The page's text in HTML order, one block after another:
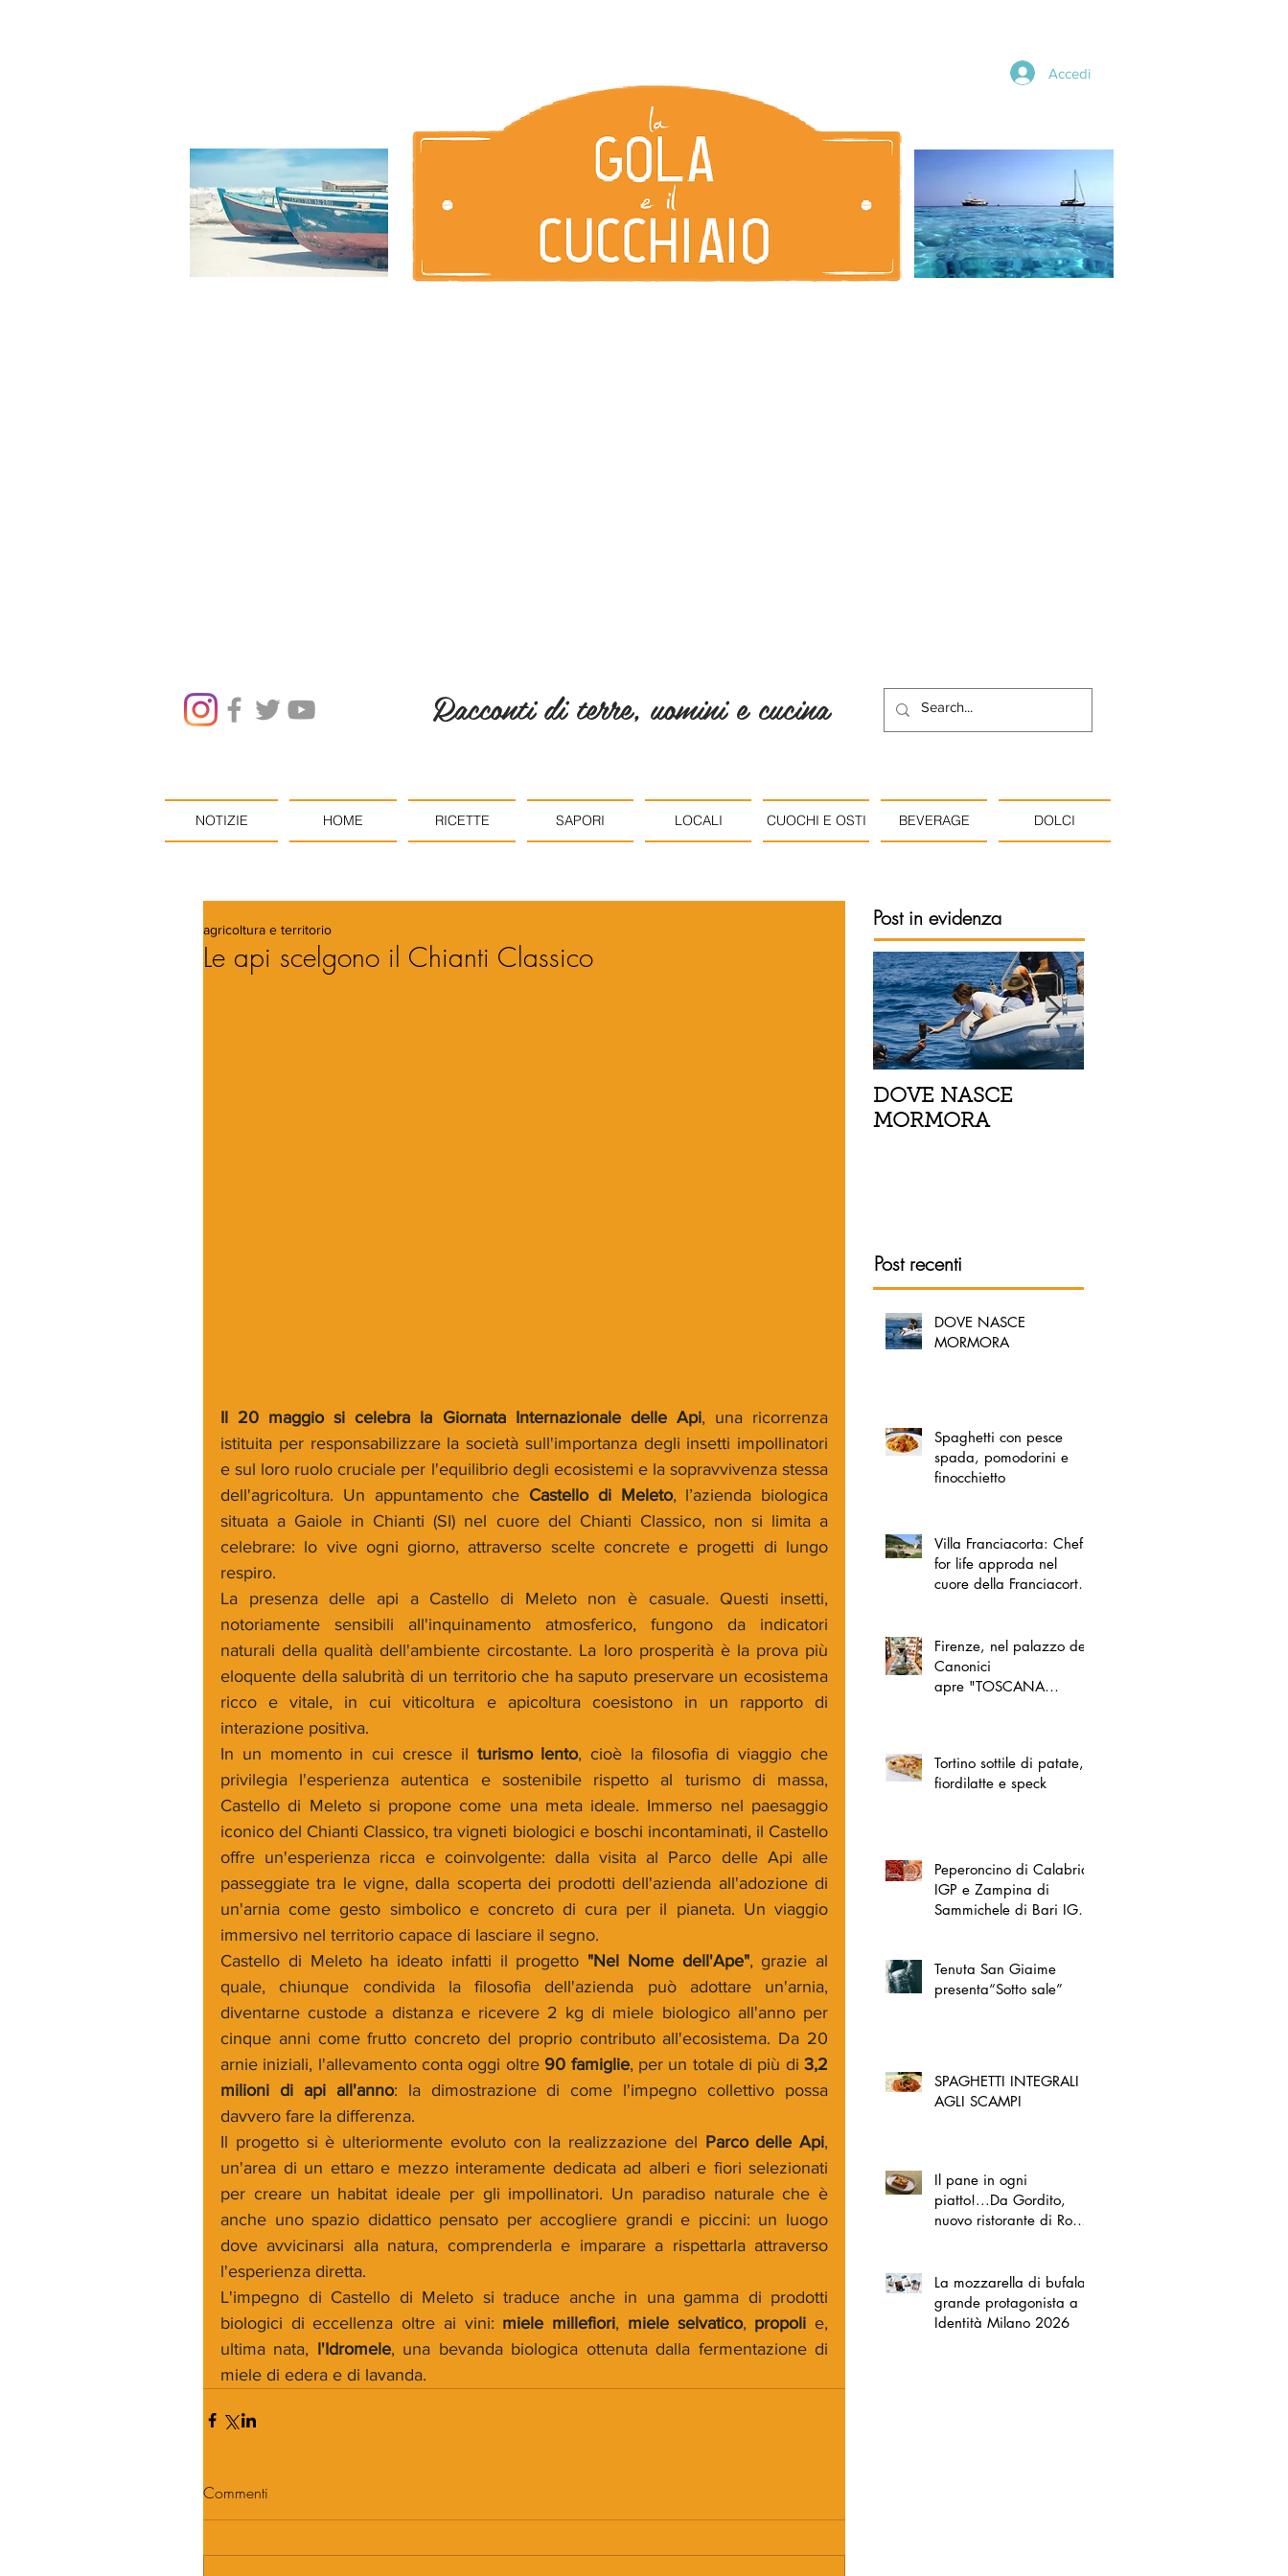
Accedi
Racconti di terre, uomini e cucina
NOTIZIE HOME RICETTE SAPORI LOCALI CUOCHI E OSTI BEVERAGE DOLCI
Le api scelgono il Chianti Classico
agricoltura e territorio
Il 20 maggio si celebra la Giornata Internazionale delle Api, una ricorrenza
istituita per responsabilizzare la società sull'importanza degli insetti impollinatori
e sul loro ruolo cruciale per l'equilibrio degli ecosistemi e la sopravvivenza stessa
dell'agricoltura. Un appuntamento che Castello di Meleto, l’azienda biologica
situata a Gaiole in Chianti (SI) nel cuore del Chianti Classico, non si limita a
celebrare: lo vive ogni giorno, attraverso scelte concrete e progetti di lungo
respiro.
La presenza delle api a Castello di Meleto non è casuale. Questi insetti,
notoriamente sensibili all'inquinamento atmosferico, fungono da indicatori
naturali della qualità dell'ambiente circostante. La loro prosperità è la prova più
eloquente della salubrità di un territorio che ha saputo preservare un ecosistema
ricco e vitale, in cui viticoltura e apicoltura coesistono in un rapporto di
interazione positiva.
In un momento in cui cresce il turismo lento, cioè la filosofia di viaggio che
privilegia l'esperienza autentica e sostenibile rispetto al turismo di massa,
Castello di Meleto si propone come una meta ideale. Immerso nel paesaggio
iconico del Chianti Classico, tra vigneti biologici e boschi incontaminati, il Castello
offre un'esperienza ricca e coinvolgente: dalla visita al Parco delle Api alle
passeggiate tra le vigne, dalla scoperta dei prodotti dell'azienda all'adozione di
un'arnia come gesto simbolico e concreto di cura per il pianeta. Un viaggio
immersivo nel territorio capace di lasciare il segno.
Castello di Meleto ha ideato infatti il progetto "Nel Nome dell'Ape", grazie al
quale, chiunque condivida la filosofia dell'azienda può adottare un'arnia,
diventarne custode a distanza e ricevere 2 kg di miele biologico all'anno per
cinque anni come frutto concreto del proprio contributo all'ecosistema. Da 20
arnie iniziali, l'allevamento conta oggi oltre 90 famiglie, per un totale di più di 3,2
milioni di api all'anno: la dimostrazione di come l'impegno collettivo possa
davvero fare la differenza.
Il progetto si è ulteriormente evoluto con la realizzazione del Parco delle Api,
un'area di un ettaro e mezzo interamente dedicata ad alberi e fiori selezionati
per creare un habitat ideale per gli impollinatori. Un paradiso naturale che è
anche uno spazio didattico pensato per accogliere grandi e piccini: un luogo
dove avvicinarsi alla natura, comprenderla e imparare a rispettarla attraverso
l'esperienza diretta.
L'impegno di Castello di Meleto si traduce anche in una gamma di prodotti
biologici di eccellenza oltre ai vini: miele millefiori, miele selvatico, propoli e,
ultima nata, l'Idromele, una bevanda biologica ottenuta dalla fermentazione di
miele di edera e di lavanda.
Commenti
Post in evidenza
DOVE NASCE
MORMORA
Post recenti
DOVE NASCE
MORMORA
Spaghetti con pesce
spada, pomodorini e
finocchietto
Villa Franciacorta: Chefs
for life approda nel
cuore della Franciacorta,
Firenze, nel palazzo dei
Canonici
apre "TOSCANA
Tortino sottile di patate,
fiordilatte e speck
Peperoncino di Calabria
IGP e Zampina di
Sammichele di Bari IGP
Tenuta San Giaime
presenta“Sotto sale”
SPAGHETTI INTEGRALI
AGLI SCAMPI
Il pane in ogni
piatto!...Da Gordito,
nuovo ristorante di Roma
La mozzarella di bufala
grande protagonista a
Identità Milano 2026